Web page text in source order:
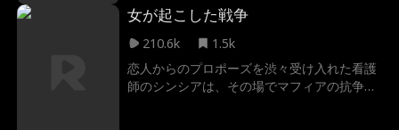
ていく。
の、予期せぬ発見をする。それは、冷たい仮
面の下に隠された、傷ついた一人の男の姿だ
誘惑しろと言い、支配的なジェレミーの父親
は存在を消そうと画策してくる。嘘と忠誠心
女が起こした戦争
210.6k
1.5k
恋人からのプロポーズを渋々受け入れた看護
師のシンシアは、その場でマフィアの抗争に